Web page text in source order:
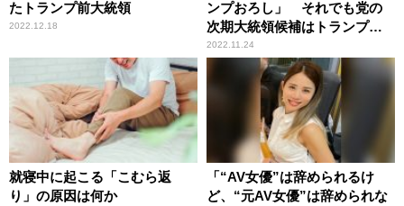
たトランプ前大統領
2022.12.18
ンプおろし」 それでも党の
次期大統領候補はトランプ
氏？
2022.11.24
就寝中に起こる「こむら返
り」の原因は何か
「“AV女優”は辞められるけ
ど、“元AV女優”は辞められな